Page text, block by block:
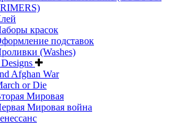
красок
подставок
(Washes)
Afghan War
or Die
Мировая
Мировая война